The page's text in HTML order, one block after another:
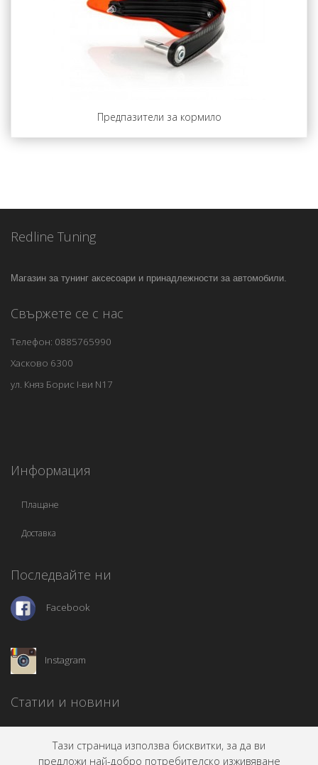
Предпазители за кормило
Redline Tuning
Магазин за тунинг аксесоари и принадлежности за автомобили.
Свържете се с нас
Телефон: 0885765990
Хасково 6300
ул. Княз Борис I-ви N17
Информация
Плащане
Доставка
Последвайте ни
Facebook
Instagram
Статии и новини
Тази страница използва бисквитки, за да ви
предложи най-добро потребителско изживяване